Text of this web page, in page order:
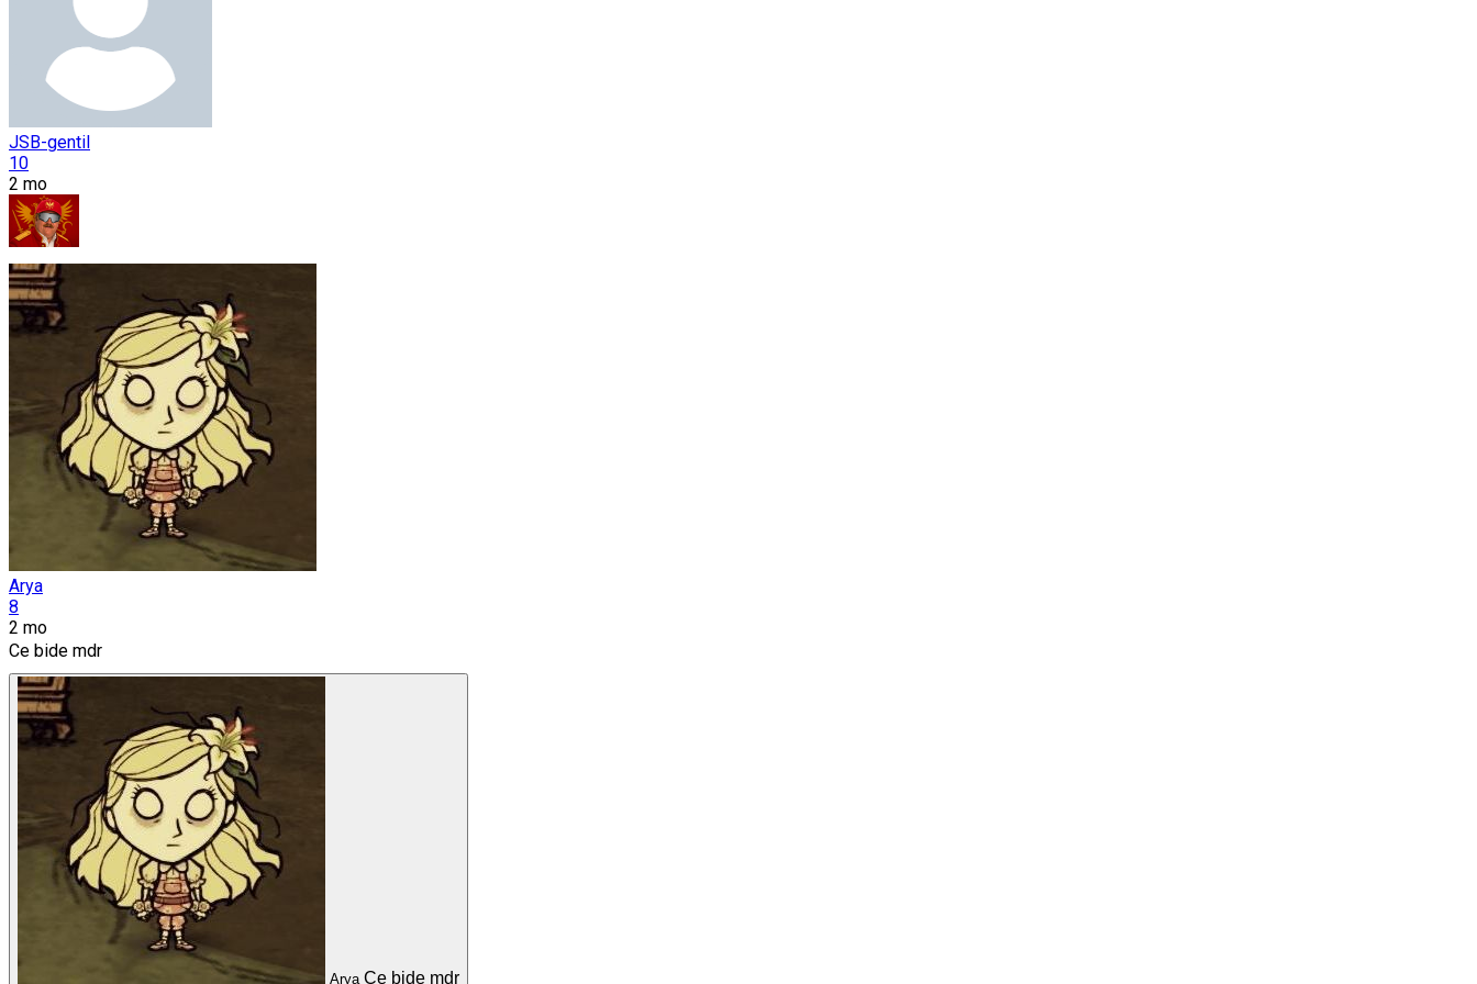
JSB-gentil
10
2 mo
Arya
8
2 mo
Ce bide mdr
Arya Ce bide mdr